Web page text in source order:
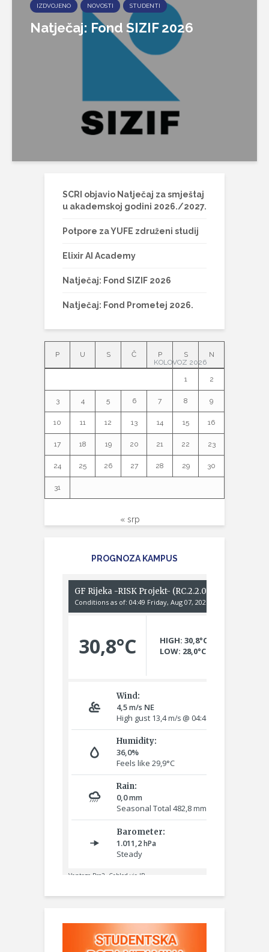
IZDVOJENO NOVOSTI STUDENTI
Natječaj: Fond SIZIF 2026
SCRI objavio Natječaj za smještaj
u akademskoj godini 2026./2027.
Potpore za YUFE združeni studij
Elixir AI Academy
Natječaj: Fond SIZIF 2026
Natječaj: Fond Prometej 2026.
KOLOVOZ 2026
P U S Č P S N
1 2
3 4 5 6 7 8 9
10 11 12 13 14 15 16
17 18 19 20 21 22 23
24 25 26 27 28 29 30
31
« srp
PROGNOZA KAMPUS